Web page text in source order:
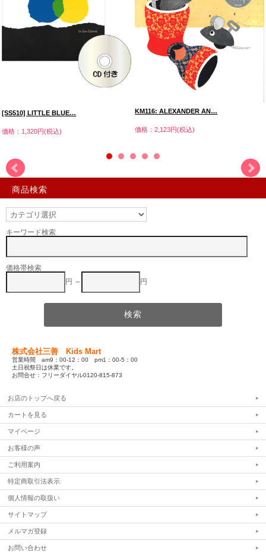
[SS510] LITTLE BLUE…
価格：1,320円(税込)
KM116: ALEXANDER AN…
価格：2,123円(税込)
商品検索
キーワード検索
価格帯検索
円 ～
円
株式会社三善 Kids Mart
営業時間 am9：00-12：00 pm1：00-5：00
土日祝祭日は休業です。
お問合せ：フリーダイヤル0120-815-873
お店のトップへ戻る
カートを見る
マイページ
お客様の声
ご利用案内
特定商取引法表示
個人情報の取扱い
サイトマップ
メルマガ登録
お問い合わせ